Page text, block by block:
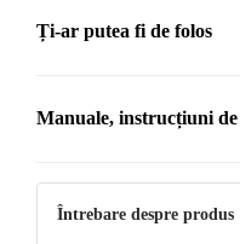
Ți-ar putea fi de folos
Manuale, instrucțiuni de
Întrebare despre produs